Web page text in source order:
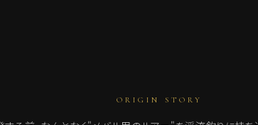
ORIGIN STORY